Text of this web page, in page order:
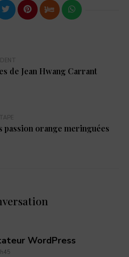
de Jean Hwang Carrant
passion orange meringuées
WordPress